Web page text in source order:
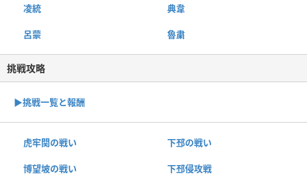
凌統 典韋
呂蒙 魯粛
挑戦攻略
▶︎挑戦一覧と報酬
虎牢関の戦い 下邳の戦い
博望坡の戦い 下邳侵攻戦